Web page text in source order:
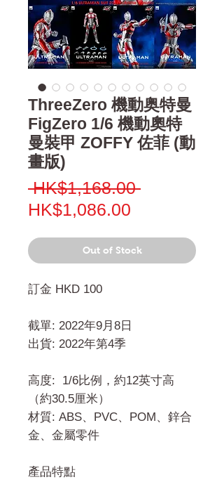
ThreeZero 機動奥特曼
FigZero 1/6 機動奧特
曼裝甲 ZOFFY 佐菲 (動
畫版)
HK$1,168.00 Regular
HK$1,086.00
Out of Stock
訂金 HKD 100
截單: 2022年9月8日
出貨: 2022年第4季
高度: 1/6比例，約12英寸高
（約30.5厘米）
材質: ABS、PVC、POM、鋅合
金、金屬零件
產品特點